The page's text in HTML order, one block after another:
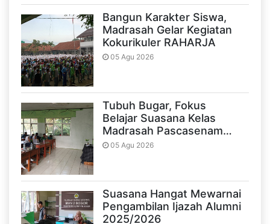
Bangun Karakter Siswa,
Madrasah Gelar Kegiatan
Kokurikuler RAHARJA
05 Agu 2026
Tubuh Bugar, Fokus
Belajar Suasana Kelas
Madrasah Pascasenam…
05 Agu 2026
Suasana Hangat Mewarnai
Pengambilan Ijazah Alumni
2025/2026